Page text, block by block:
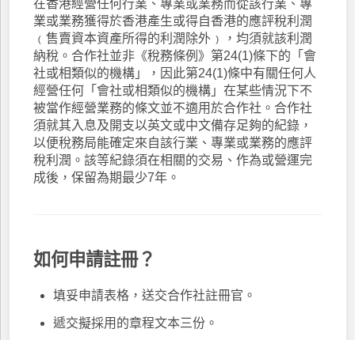
在香港經營任何行業、專業或業務而從該行業、專
業或業務獲得於香港產生或得自香港的應評稅利潤
﹙售賣資本資產所得的利潤除外﹚，均須就該利潤
納稅。合作社並非《稅務條例》第24(1)條下的「會
社或相類似的機構」，因此第24(1)條中有關任何人
經營任何「會社或相類似的機構」在某些情況下不
被當作經營業務的條文並不適用於合作社。合作社
須就其入息及開支以英文或中文備存足夠的紀錄，
以便稅務局能確定來自該行業、專業或業務的應評
稅利潤。該等紀錄須在相關的交易、作為或營運完
成後，保留為期最少7年。
如何申請註冊？
填妥申請表格，送交合作社註冊官。
遞交擬採用的章程文本三份。